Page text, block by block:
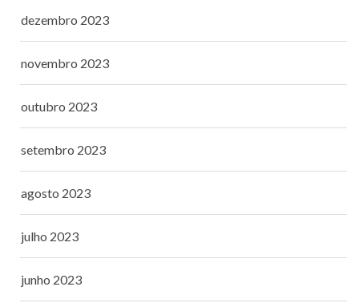
dezembro 2023
novembro 2023
outubro 2023
setembro 2023
agosto 2023
julho 2023
junho 2023